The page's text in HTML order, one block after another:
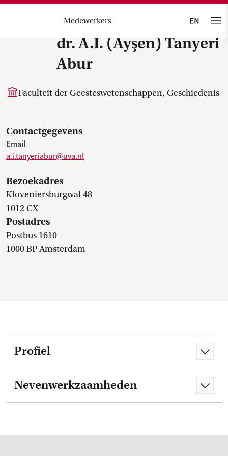
Medewerkers
dr. A.I. (Ayşen) Tanyeri
Abur
Faculteit der Geesteswetenschappen, Geschiedenis
Contactgegevens
Email
a.i.tanyeriabur@uva.nl
Bezoekadres
Kloveniersburgwal 48
1012 CX
Postadres
Postbus 1610
1000 BP Amsterdam
Profiel
Nevenwerkzaamheden